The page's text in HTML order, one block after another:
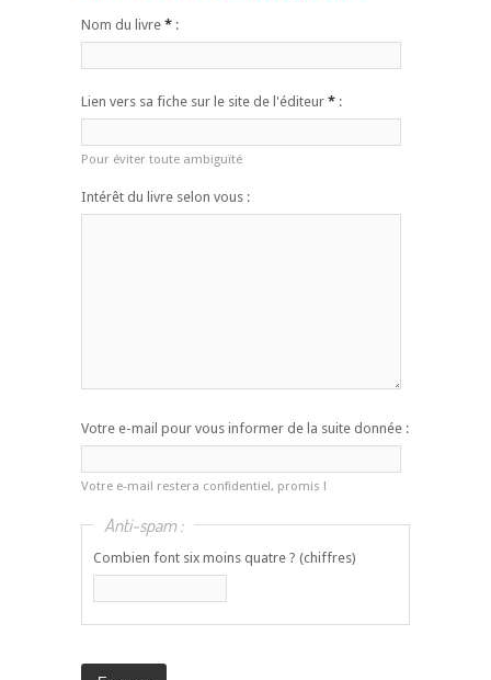
Nom du livre * :
Lien vers sa fiche sur le site de l'éditeur * :
Pour éviter toute ambiguïté
Intérêt du livre selon vous :
Votre e-mail pour vous informer de la suite donnée :
Votre e-mail restera confidentiel, promis !
Anti-spam :
Combien font six moins quatre ? (chiffres)